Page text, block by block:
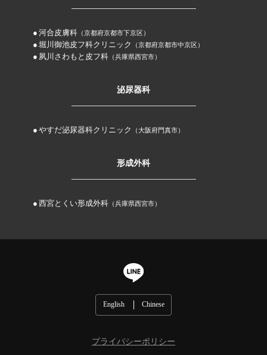
河合皮膚科 （京都府京都市下京区）
堀川御池皮フ科クリニック （京都府京都市中京区）
夙川さわもと皮フ科 （兵庫県西宮市）
泌尿器科
やすだ泌尿器科クリニック （大阪府門真市）
形成外科
西宮とくい形成外科 （兵庫県西宮市）
English Chinese
プライバシーポリシー